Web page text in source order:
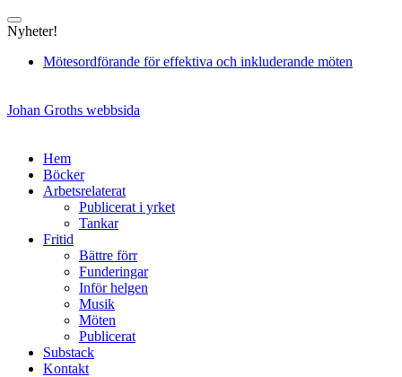
to
Nyheter!
Mötesordförande för effektiva och inkluderande möten
Johan Groths webbsida
Hem
Böcker
Arbetsrelaterat
Publicerat i yrket
Tankar
Fritid
Bättre förr
Funderingar
Inför helgen
Musik
Möten
Publicerat
Substack
Kontakt